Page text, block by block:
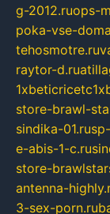
g-2012.ruops-
poka-vse-
tehosmotre.ru
raytor-d.ru
store-brawl-
sindika-01.ru
e-abis-1-c.ru
store-
antenna-
3-sex-porn.ru